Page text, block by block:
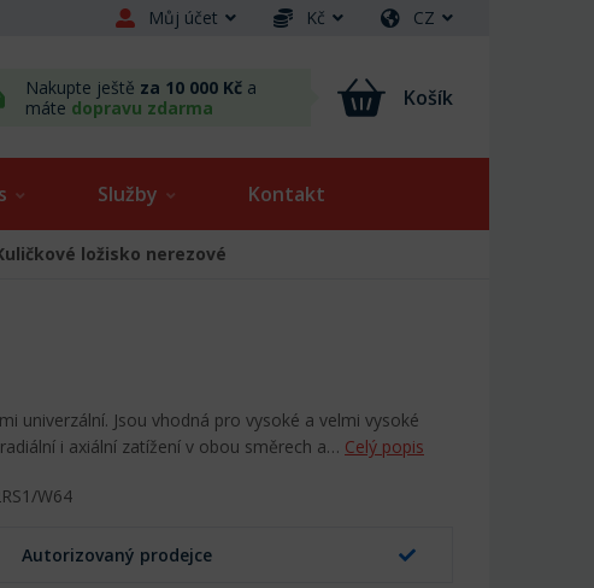
Můj účet Kč CZ
Nakupte ještě za 10 000 Kč a
máte dopravu zdarma Košík
Služby Kontakt
ložisko nerezové
univerzální. Jsou vhodná pro vysoké a velmi vysoké
i axiální zatížení v obou směrech a… Celý popis
W64
Autorizovaný prodejce